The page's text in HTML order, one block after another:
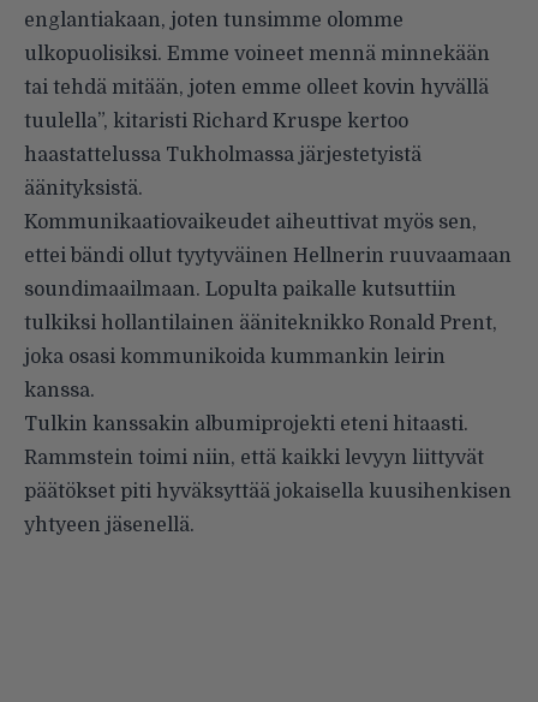
englantiakaan, joten tunsimme olomme
ulkopuolisiksi. Emme voineet mennä minnekään
tai tehdä mitään, joten emme olleet kovin hyvällä
tuulella”, kitaristi Richard Kruspe kertoo
haastattelussa Tukholmassa järjestetyistä
äänityksistä.
Kommunikaatiovaikeudet aiheuttivat myös sen,
ettei bändi ollut tyytyväinen Hellnerin ruuvaamaan
soundimaailmaan. Lopulta paikalle kutsuttiin
tulkiksi hollantilainen ääniteknikko Ronald Prent,
joka osasi kommunikoida kummankin leirin
kanssa.
Tulkin kanssakin albumiprojekti eteni hitaasti.
Rammstein toimi niin, että kaikki levyyn liittyvät
päätökset piti hyväksyttää jokaisella kuusihenkisen
yhtyeen jäsenellä.